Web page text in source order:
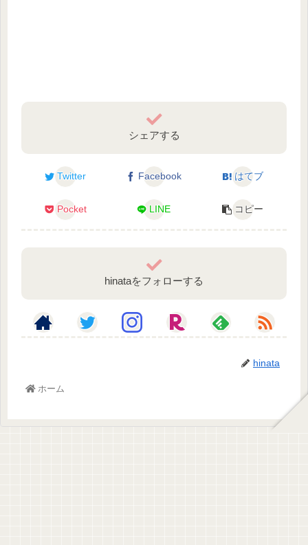
シェアする
Twitter Facebook はてブ
Pocket LINE コピー
hinataをフォローする
hinata
ホーム